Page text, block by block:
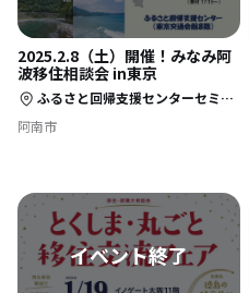
2025.2.8（土）開催！みなみ阿
波移住相談会 in東京
ふるさと回帰支援センターセミナールームC・D（東京交通会館8階）
阿南市